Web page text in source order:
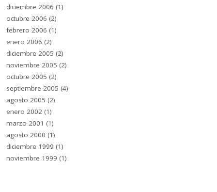
diciembre 2006 (1)
octubre 2006 (2)
febrero 2006 (1)
enero 2006 (2)
diciembre 2005 (2)
noviembre 2005 (2)
octubre 2005 (2)
septiembre 2005 (4)
agosto 2005 (2)
enero 2002 (1)
marzo 2001 (1)
agosto 2000 (1)
diciembre 1999 (1)
noviembre 1999 (1)